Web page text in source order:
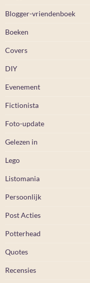
Blogger-vriendenboek
Boeken
Covers
DIY
Evenement
Fictionista
Foto-update
Gelezen in
Lego
Listomania
Persoonlijk
Post Acties
Potterhead
Quotes
Recensies